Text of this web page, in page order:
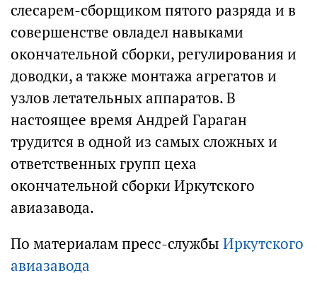
слесарем-сборщиком пятого разряда и в
совершенстве овладел навыками
окончательной сборки, регулирования и
доводки, а также монтажа агрегатов и
узлов летательных аппаратов. В
настоящее время Андрей Гараган
трудится в одной из самых сложных и
ответственных групп цеха
окончательной сборки Иркутского
авиазавода.
По материалам пресс-службы Иркутского
авиазавода